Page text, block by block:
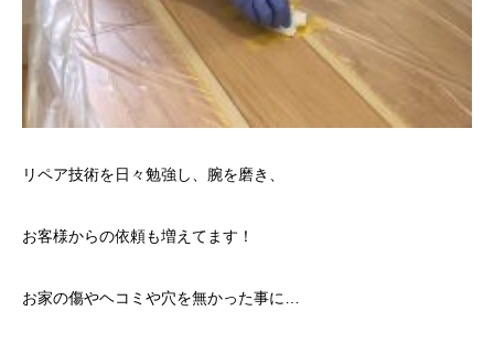
リペア技術を日々勉強し、腕を磨き、
お客様からの依頼も増えてます！
お家の傷やヘコミや穴を無かった事に…